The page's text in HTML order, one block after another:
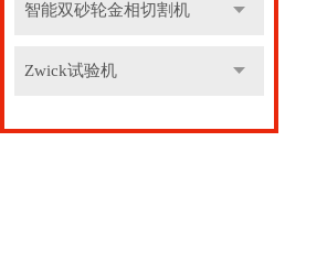
智能双砂轮金相切割机
Zwick试验机